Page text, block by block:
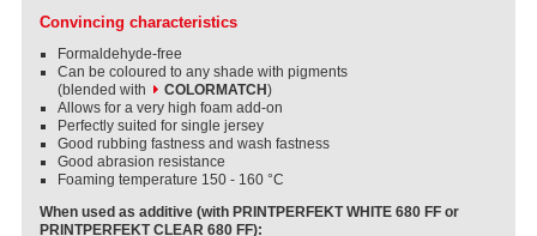
Convincing characteristics
Formaldehyde-free
Can be coloured to any shade with pigments
(blended with
COLORMATCH )
Allows for a very high foam add-on
Perfectly suited for single jersey
Good rubbing fastness and wash fastness
Good abrasion resistance
Foaming temperature 150 - 160 °C
When used as additive (with PRINTPERFEKT WHITE 680 FF or
PRINTPERFEKT CLEAR 680 FF):